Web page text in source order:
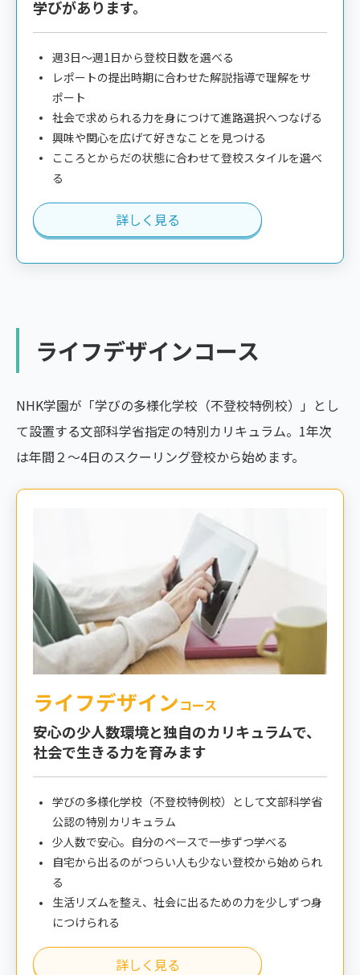
学びがあります。
週3日～週1日から登校日数を選べる
レポートの提出時期に合わせた解説指導で理解をサ
ポート
社会で求められる力を身につけて進路選択へつなげる
興味や関心を広げて好きなことを見つける
こころとからだの状態に合わせて登校スタイルを選べ
る
詳しく見る
ライフデザインコース
NHK学園が「学びの多様化学校（不登校特例校）」とし
て設置する文部科学省指定の特別カリキュラム。1年次
は年間２～4日のスクーリング登校から始めます。
ライフデザインコース
安心の少人数環境と独自のカリキュラムで、
社会で生きる力を育みます
学びの多様化学校（不登校特例校）として文部科学省
公認の特別カリキュラム
少人数で安心。自分のペースで一歩ずつ学べる
自宅から出るのがつらい人も少ない登校から始められ
る
生活リズムを整え、社会に出るための力を少しずつ身
につけられる
詳しく見る